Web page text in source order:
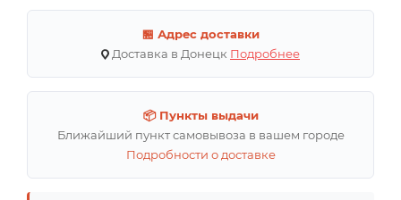
🏪 Адрес доставки
Доставка в Донецк Подробнее
📦 Пункты выдачи
Ближайший пункт самовывоза в вашем городе
Подробности о доставке